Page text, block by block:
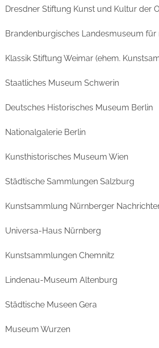
Dresdner Stiftung Kunst und Kultur der
Brandenburgisches Landesmuseum für
Klassik Stiftung Weimar (ehem.
Staatliches Museum Schwerin
Deutsches Historisches Museum Berlin
Nationalgalerie Berlin
Kunsthistorisches Museum Wien
Städtische Sammlungen Salzburg
Kunstsammlung Nürnberger
Universa-Haus Nürnberg
Kunstsammlungen Chemnitz
Lindenau-Museum Altenburg
Städtische Museen Gera
Museum Wurzen